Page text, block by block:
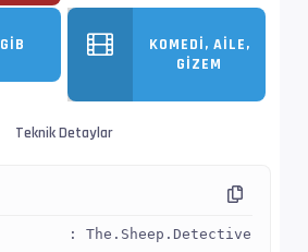
KOMEDI, AILE,
GIZEM
Teknik Detaylar
: